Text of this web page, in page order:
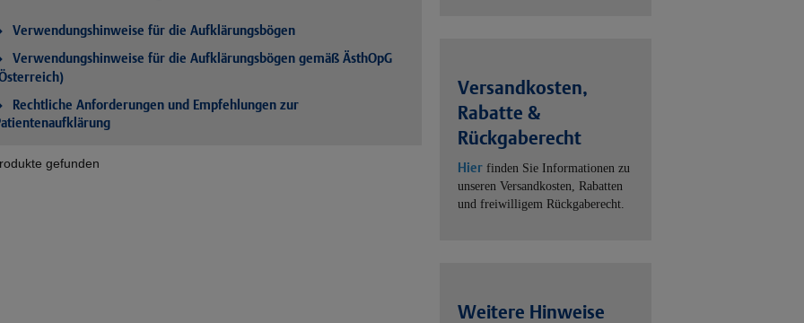
Verwendungshinweise für die Aufklärungsbögen
Verwendungshinweise für die Aufklärungsbögen gemäß ÄsthOpG
Rechtliche Anforderungen und Empfehlungen zur
gefunden
Versandkosten,
Rabatte &
Rückgaberecht
Hier finden Sie Informationen zu
unseren Versandkosten, Rabatten
und freiwilligem Rückgaberecht.
Weitere Hinweise